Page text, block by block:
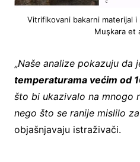
Vitrifikovani bakarni materijal
Muşkara et
„Naše analize pokazuju da
temperaturama većim od
što bi ukazivalo na mnogo
nego što se ranije mislilo
objašnjavaju istraživači.